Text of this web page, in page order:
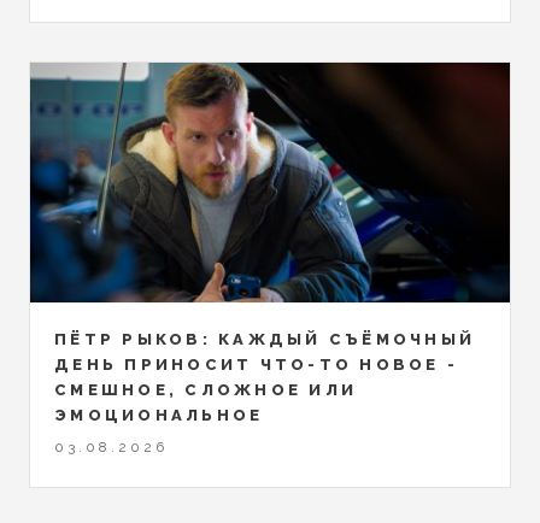
ПЁТР РЫКОВ: КАЖДЫЙ СЪЁМОЧНЫЙ
ДЕНЬ ПРИНОСИТ ЧТО-ТО НОВОЕ -
СМЕШНОЕ, СЛОЖНОЕ ИЛИ
ЭМОЦИОНАЛЬНОЕ
03.08.2026